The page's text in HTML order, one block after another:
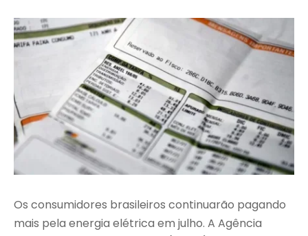
Os consumidores brasileiros continuarão pagando
mais pela energia elétrica em julho. A Agência